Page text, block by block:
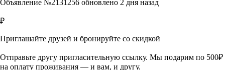
Объявление №2131256 обновлено 2 дня назад
₽
Приглашайте друзей и бронируйте со скидкой
Отправьте другу пригласительную ссылку. Мы подарим по 500₽
на оплату проживания — и вам, и другу.